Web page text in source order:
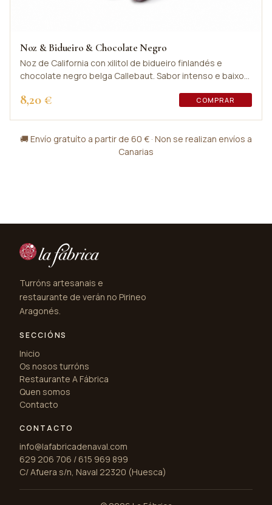
Noz & Bidueiro & Chocolate Negro
Noz de California con xilitol de bidueiro finlandés e
chocolate negro belga Callebaut. Sabor intenso e baixo
8,20 € COMPRAR
🚚 Envío gratuíto a partir de 60 € · Non se realizan envíos a
Canarias
Turróns artesanais e
restaurante de verán no Pirineo
Aragonés.
SECCIÓNS
Inicio
Os nosos turróns
Restaurante A Fábrica
Quen somos
Contacto
CONTACTO
info@lafabricadenaval.com
629 206 706 / 615 969 899
C/ Afuera s/n, Naval 22320 (Huesca)